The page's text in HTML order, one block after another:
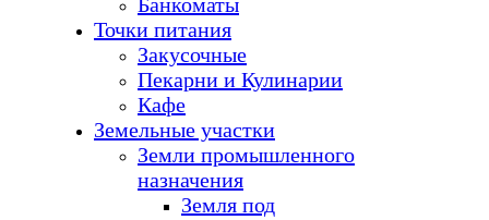
Точки питания
Закусочные
Пекарни и Кулинарии
Кафе
Земельные участки
Земли промышленного
назначения
Земля под